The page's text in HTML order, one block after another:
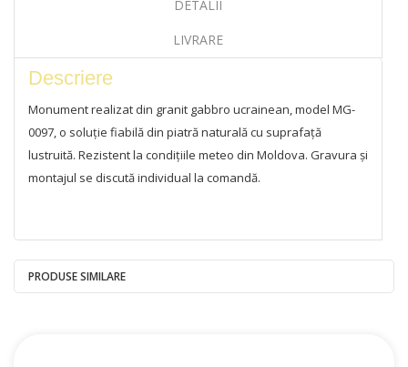
DETALII
LIVRARE
Descriere
Monument realizat din granit gabbro ucrainean, model MG-
0097, o soluție fiabilă din piatră naturală cu suprafață
lustruită. Rezistent la condițiile meteo din Moldova. Gravura și
montajul se discută individual la comandă.
PRODUSE SIMILARE